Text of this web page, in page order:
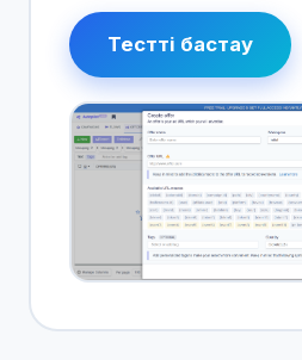
Тестті бастау